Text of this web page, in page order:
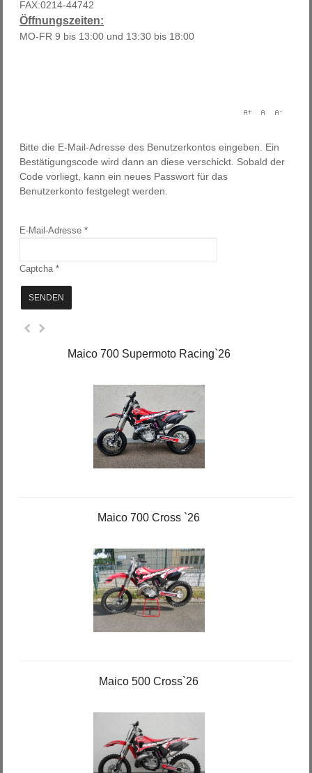
FAX:0214-44742
Öffnungszeiten:
MO-FR 9 bis 13:00 und 13:30 bis 18:00
Bitte die E-Mail-Adresse des Benutzerkontos eingeben. Ein
Bestätigungscode wird dann an diese verschickt. Sobald der
Code vorliegt, kann ein neues Passwort für das
Benutzerkonto festgelegt werden.
E-Mail-Adresse *
Captcha*
SENDEN
Maico 700 Supermoto Racing`26
Maico 700 Cross `26
Maico 500 Cross`26